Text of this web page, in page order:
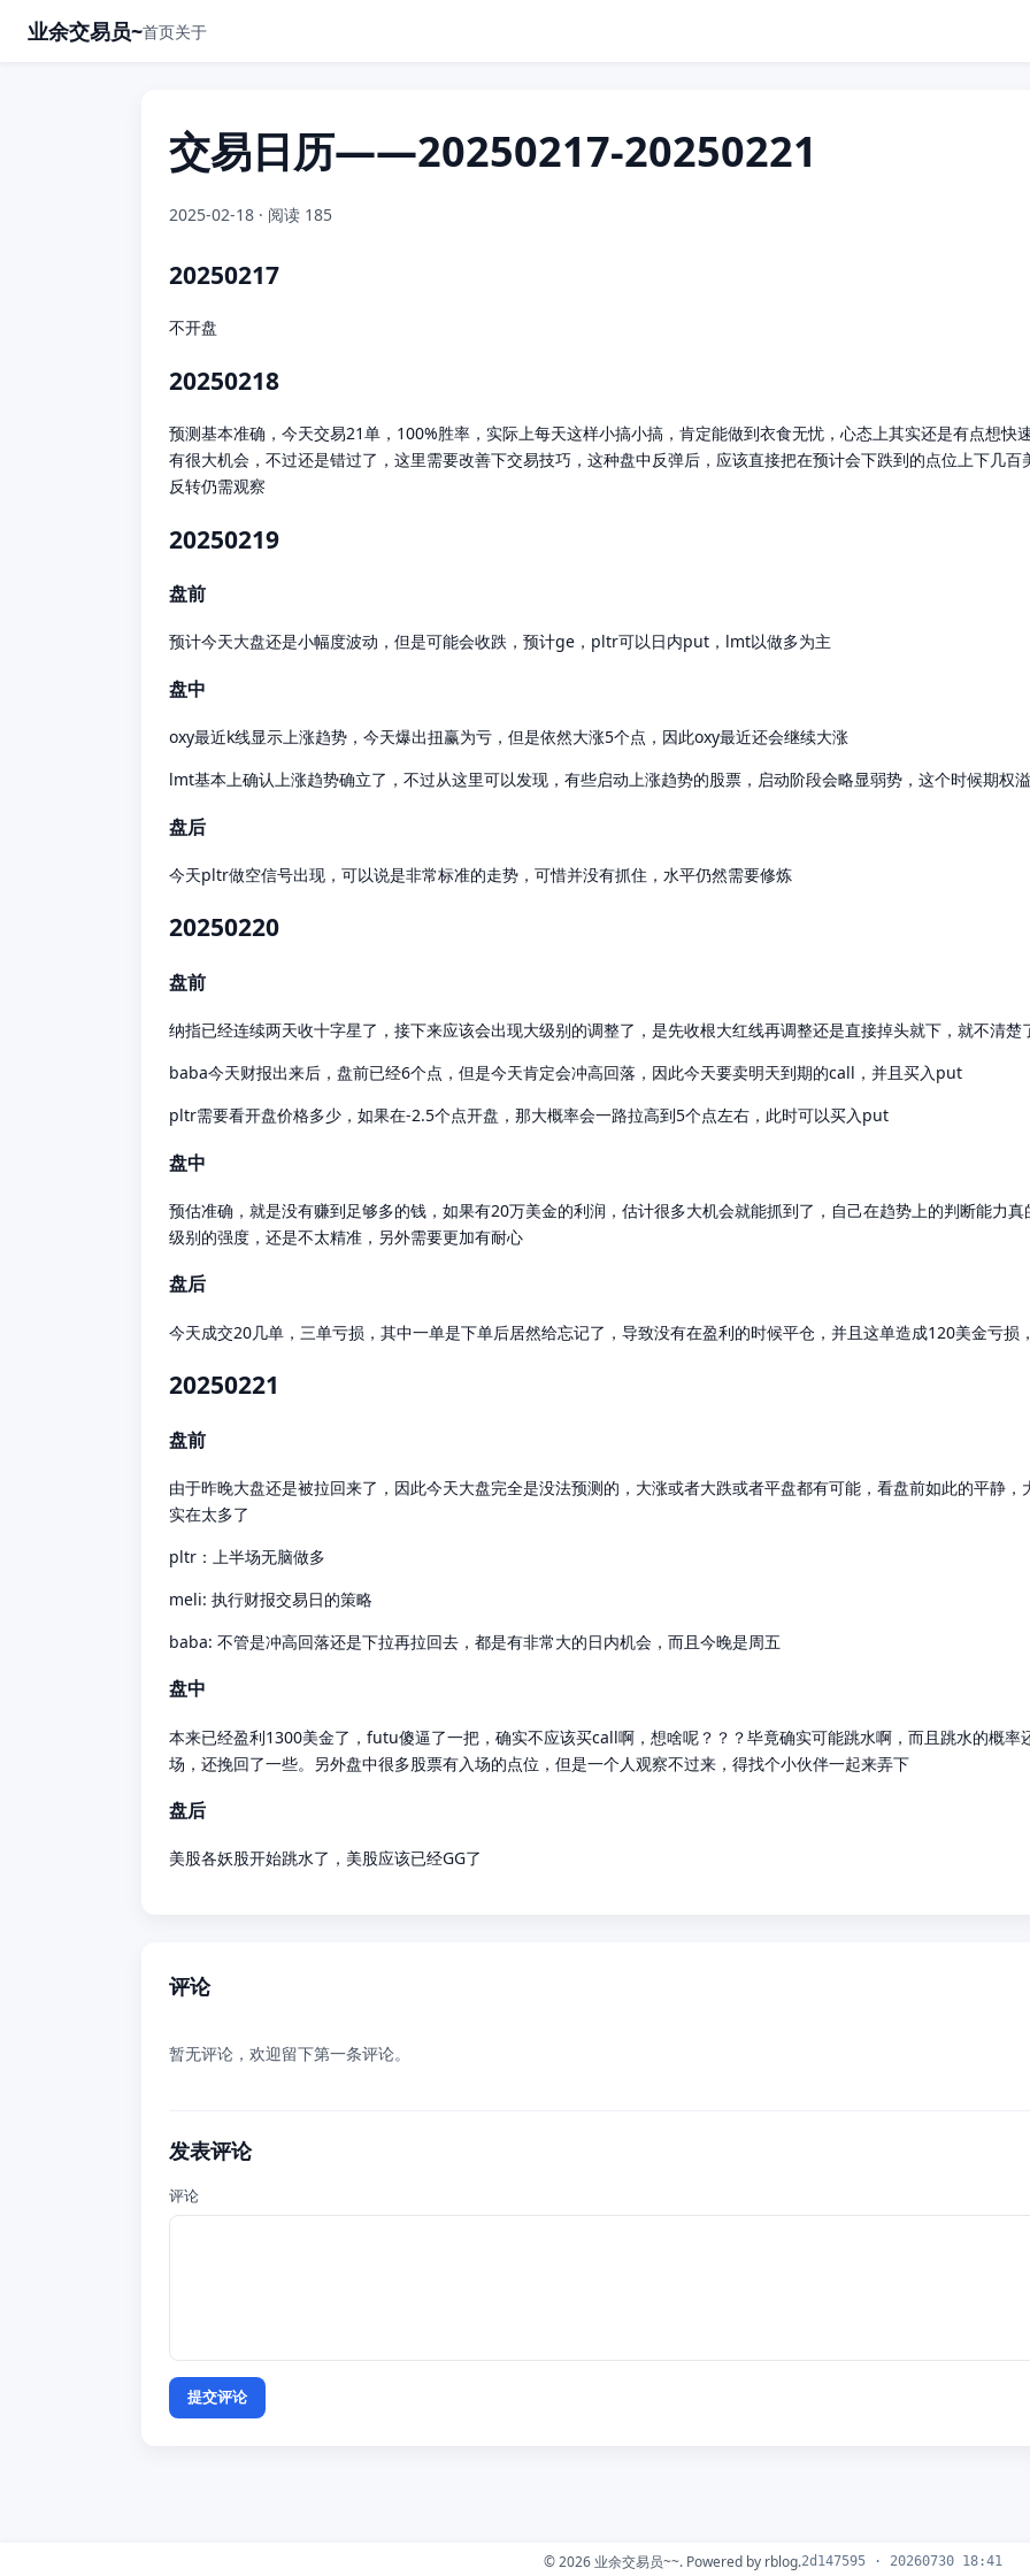
业余交易员~首页关于
交易日历——20250217-20250221
2025-02-18 · 阅读 185
20250217
不开盘
20250218
预测基本准确，今天交易21单，100%胜率，实际上每天这样小搞小搞，肯定能做到衣食无忧，心态上其实还是有点想
有很大机会，不过还是错过了，这里需要改善下交易技巧，这种盘中反弹后，应该直接把在预计会下跌到的点位上下几
反转仍需观察
20250219
盘前
预计今天大盘还是小幅度波动，但是可能会收跌，预计ge，pltr可以日内put，lmt以做多为主
盘中
oxy最近k线显示上涨趋势，今天爆出扭赢为亏，但是依然大涨5个点，因此oxy最近还会继续大涨
lmt基本上确认上涨趋势确立了，不过从这里可以发现，有些启动上涨趋势的股票，启动阶段会略显弱势，这个时候期权
盘后
今天pltr做空信号出现，可以说是非常标准的走势，可惜并没有抓住，水平仍然需要修炼
20250220
盘前
纳指已经连续两天收十字星了，接下来应该会出现大级别的调整了，是先收根大红线再调整还是直接掉头就下，就不清楚
baba今天财报出来后，盘前已经6个点，但是今天肯定会冲高回落，因此今天要卖明天到期的call，并且买入put
pltr需要看开盘价格多少，如果在-2.5个点开盘，那大概率会一路拉高到5个点左右，此时可以买入put
盘中
预估准确，就是没有赚到足够多的钱，如果有20万美金的利润，估计很多大机会就能抓到了，自己在趋势上的判断能力
级别的强度，还是不太精准，另外需要更加有耐心
盘后
今天成交20几单，三单亏损，其中一单是下单后居然给忘记了，导致没有在盈利的时候平仓，并且这单造成120美金亏损
20250221
盘前
由于昨晚大盘还是被拉回来了，因此今天大盘完全是没法预测的，大涨或者大跌或者平盘都有可能，看盘前如此的平静
实在太多了
pltr：上半场无脑做多
meli: 执行财报交易日的策略
baba: 不管是冲高回落还是下拉再拉回去，都是有非常大的日内机会，而且今晚是周五
盘中
本来已经盈利1300美金了，futu傻逼了一把，确实不应该买call啊，想啥呢？？？毕竟确实可能跳水啊，而且跳水的概率
场，还挽回了一些。另外盘中很多股票有入场的点位，但是一个人观察不过来，得找个小伙伴一起来弄下
盘后
美股各妖股开始跳水了，美股应该已经GG了
评论
暂无评论，欢迎留下第一条评论。
发表评论
评论
提交评论
© 2026业余交易员~~. Powered by rblog.2d147595 · 20260730 18:41